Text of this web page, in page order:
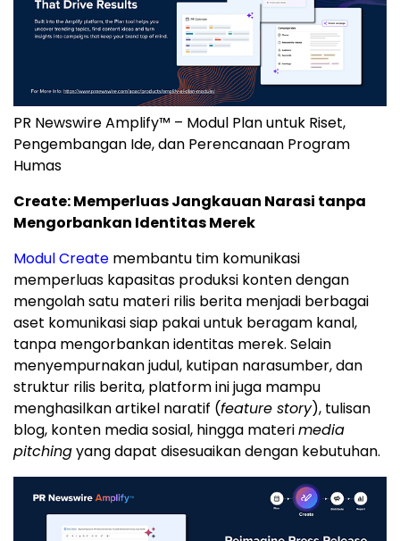
PR Newswire Amplify™ – Modul Plan untuk Riset,
Pengembangan Ide, dan Perencanaan Program
Humas
Create: Memperluas Jangkauan Narasi tanpa
Mengorbankan Identitas Merek
Modul Create membantu tim komunikasi
memperluas kapasitas produksi konten dengan
mengolah satu materi rilis berita menjadi berbagai
aset komunikasi siap pakai untuk beragam kanal,
tanpa mengorbankan identitas merek. Selain
menyempurnakan judul, kutipan narasumber, dan
struktur rilis berita, platform ini juga mampu
menghasilkan artikel naratif (feature story), tulisan
blog, konten media sosial, hingga materimedia
pitchingyang dapat disesuaikan dengan kebutuhan.